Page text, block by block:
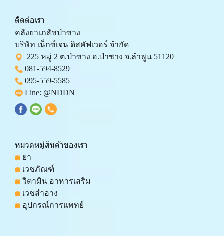
ติดต่อเรา
คลังยาเภสัชป่าซาง
บริษัท เน็กซ์เจน ดิสคัฟเวอร์ จำกัด
225 หมู่ 2 ต.ป่าซาง อ.ป่าซาง จ.ลำพูน 51120
081-594-8529
095-559-5585
Line: @NDDN
หมวดหมู่สินค้าของเรา
ยา
เวชภัณฑ์
วิตามิน อาหารเสริม
เวชสำอาง
อุปกรณ์การแพทย์